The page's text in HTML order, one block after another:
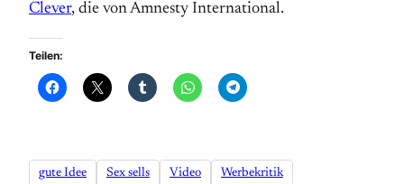
Clever, die von Amnesty International.
Teilen:
gute Idee Sex sells Video Werbekritik